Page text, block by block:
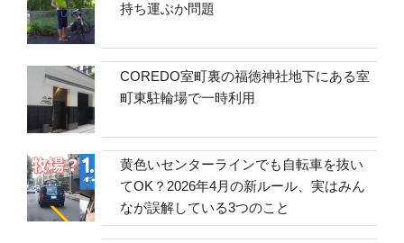
持ち運ぶか問題
COREDO室町裏の福徳神社地下にある室
町東駐輪場で一時利用
黄色いセンターラインでも自転車を抜い
てOK？2026年4月の新ルール、実はみん
なが誤解している3つのこと